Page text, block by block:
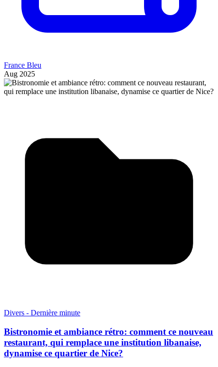
France Bleu
Aug 2025
Divers - Dernière minute
Bistronomie et ambiance rétro: comment ce nouveau
restaurant, qui remplace une institution libanaise,
dynamise ce quartier de Nice?